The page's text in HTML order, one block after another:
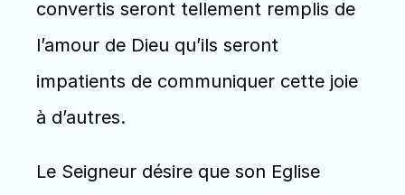
convertis seront tellement remplis de
l’amour de Dieu qu’ils seront
impatients de communiquer cette joie
à d’autres.
Le Seigneur désire que son Eglise